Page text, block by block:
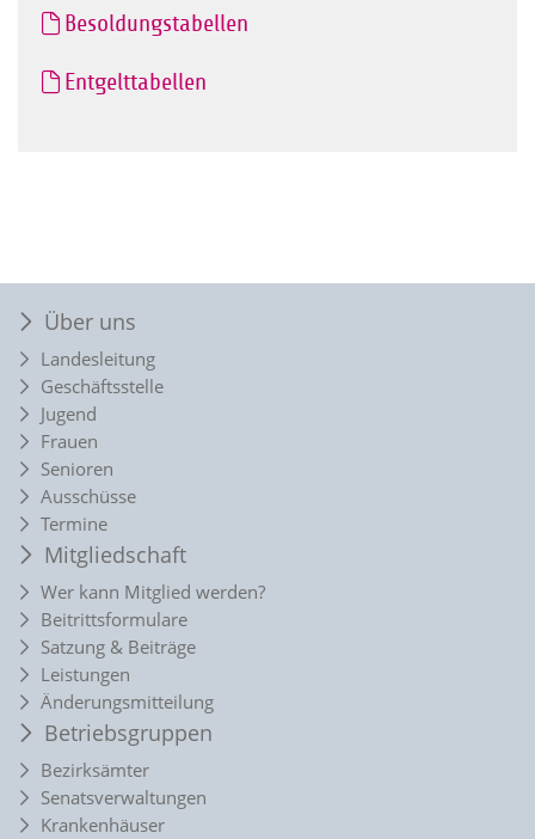
Besoldungstabellen
Entgelttabellen
Über uns
Landesleitung
Geschäftsstelle
Jugend
Frauen
Senioren
Ausschüsse
Termine
Mitgliedschaft
Wer kann Mitglied werden?
Beitrittsformulare
Satzung & Beiträge
Leistungen
Änderungsmitteilung
Betriebsgruppen
Bezirksämter
Senatsverwaltungen
Krankenhäuser